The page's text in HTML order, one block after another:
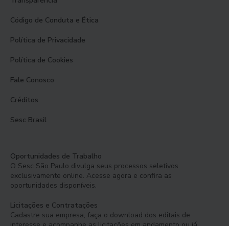
Código de Conduta e Ética
Política de Privacidade
Política de Cookies
Fale Conosco
Créditos
Sesc Brasil
Oportunidades de Trabalho
O Sesc São Paulo divulga seus processos seletivos
exclusivamente online. Acesse agora e confira as
oportunidades disponíveis.
Licitações e Contratações
Cadastre sua empresa, faça o download dos editais de